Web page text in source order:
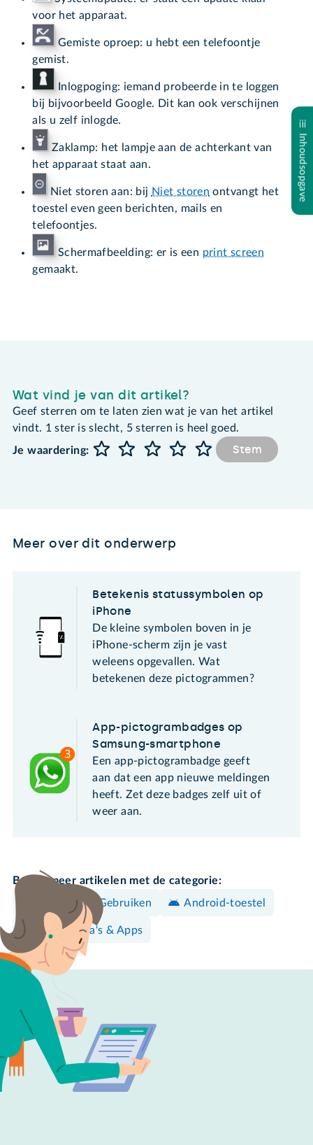
voor het apparaat.
Gemiste oproep: u hebt een telefoontje
gemist.
Inlogpoging: iemand probeerde in te loggen
bij bijvoorbeeld Google. Dit kan ook verschijnen
als u zelf inlogde.
Zaklamp: het lampje aan de achterkant van
het apparaat staat aan.
Niet storen aan: bij Niet storen ontvangt het
toestel even geen berichten, mails en
telefoontjes.
Schermafbeelding: er is een print screen
gemaakt.
Inhoudsopgave
Wat vind je van dit artikel?
Geef sterren om te laten zien wat je van het artikel
vindt. 1 ster is slecht, 5 sterren is heel goed.
Je waardering:
Stem
Meer over dit onderwerp
Betekenis statussymbolen op
iPhone
De kleine symbolen boven in je
iPhone-scherm zijn je vast
weleens opgevallen. Wat
betekenen deze pictogrammen?
App-pictogrambadges op
Samsung-smartphone
Een app-pictogrambadge geeft
aan dat een app nieuwe meldingen
heeft. Zet deze badges zelf uit of
weer aan.
Bekijk meer artikelen met de categorie:
Bedienen & Gebruiken
Android-toestel
Programma's & Apps